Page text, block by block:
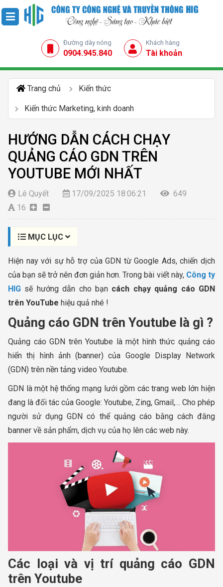
Đường dây nóng
0904.945.840
Khách hàng
Tài khoản
Trang chủ Kiến thức
Kiến thức Marketing, kinh doanh
HƯỚNG DẪN CÁCH CHẠY
QUẢNG CÁO GDN TRÊN
YOUTUBE MỚI NHẤT
Lê Quyết 17/09/2025 18:06:21
649
16
MỤC LỤC
Hiện nay với sự hỗ trợ của GDN từ Google Ads, chiến dịch
của bạn sẽ trở nên đơn giản hơn. Trong bài viết này, Công ty
HIG sẽ hướng dẫn cho bạn cách chạy quảng cáo GDN
trên YouTube hiệu quả nhé !
Quảng cáo GDN trên Youtube là gì ?
Quảng cáo GDN trên Youtube là một hình thức quảng cáo
hiển thị hình ảnh (banner) của Google Display Network
(GDN) trên nền tảng video Youtube.
GDN là một hệ thống mạng lưới gồm các trang web lớn hiện
đang là đối tác của Google: Youtube, Zing, Gmail,… Cho phép
người sử dụng GDN có thể quảng cáo bằng cách đăng
banner về sản phẩm, dịch vụ của họ lên các web này.
Các loại và vị trí quảng cáo GDN
trên Youtube